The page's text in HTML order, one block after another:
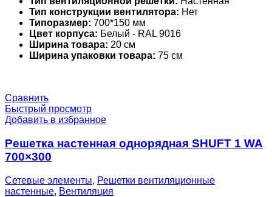
Тип конструкции вентилятора: Нет
Типоразмер: 700*150 мм
Цвет корпуса: Белый - RAL 9016
Ширина товара: 20 см
Ширина упаковки товара: 75 см
Сравнить
Быстрый просмотр
Добавить в избранное
Решетка настенная однорядная SHUFT 1 WA
700×300
Сетевые элементы, Решетки вентиляционные
настенные, Вентиляция